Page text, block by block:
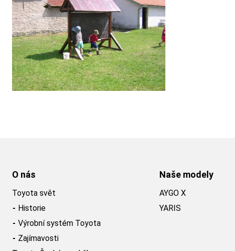
O nás
Toyota svět
Historie
Výrobní systém Toyota
Zajímavosti
Naše modely
AYGO X
YARIS